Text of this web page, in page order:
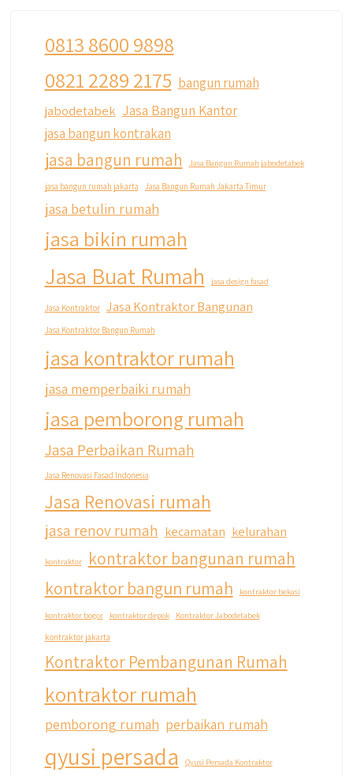
0813 8600 9898
0821 2289 2175 bangun rumah
jabodetabek Jasa Bangun Kantor
jasa bangun kontrakan
jasa bangun rumah Jasa Bangun Rumah jabodetabek
jasa bangun rumah jakarta Jasa Bangun Rumah Jakarta Timur
jasa betulin rumah
jasa bikin rumah
Jasa Buat Rumah jasa design fasad
Jasa Kontraktor Jasa Kontraktor Bangunan
Jasa Kontraktor Bangun Rumah
jasa kontraktor rumah
jasa memperbaiki rumah
jasa pemborong rumah
Jasa Perbaikan Rumah
Jasa Renovasi Fasad Indonesia
Jasa Renovasi rumah
jasa renov rumah kecamatan kelurahan
kontraktor
kontraktor bangunan rumah
kontraktor bangun rumah
kontraktor bekasi
kontraktor bogor kontraktor depok
Kontraktor Jabodetabek
kontraktor jakarta
Kontraktor Pembangunan Rumah
kontraktor rumah
pemborong rumah perbaikan rumah
qyusi persada Qyusi Persada Kontraktor